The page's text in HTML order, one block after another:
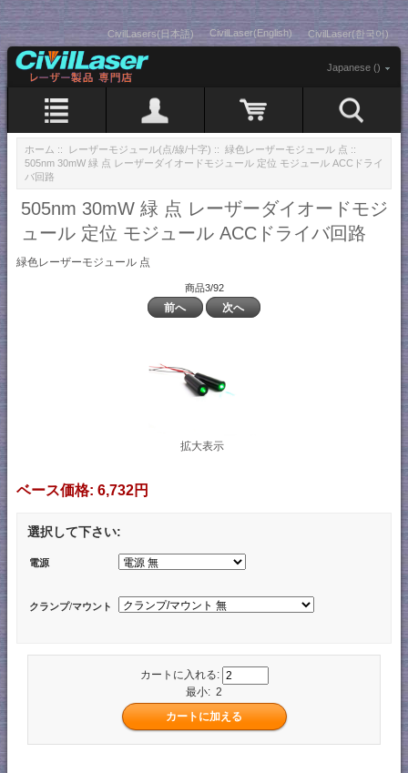
CivilLasers(日本語) CivilLaser(English) CivilLaser(한국어)
Japanese ()
ホーム :: レーザーモジュール(点/線/十字) :: 緑色レーザーモジュール 点 ::
505nm 30mW 緑 点 レーザーダイオードモジュール 定位 モジュール ACCドライ
バ回路
505nm 30mW 緑 点 レーザーダイオードモジ
ュール 定位 モジュール ACCドライバ回路
緑色レーザーモジュール 点
商品3/92
前へ 次へ
拡大表示
ベース価格: 6,732円
選択して下さい:
電源
クランプ/マウント
カートに入れる:
最小: 2